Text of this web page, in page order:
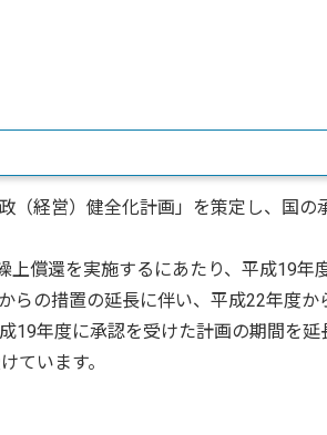
経営）健全化計画」を策定し、国の
償還を実施するにあたり、平成19年
らの措置の延長に伴い、平成22年度か
19年度に承認を受けた計画の期間を延
ています。